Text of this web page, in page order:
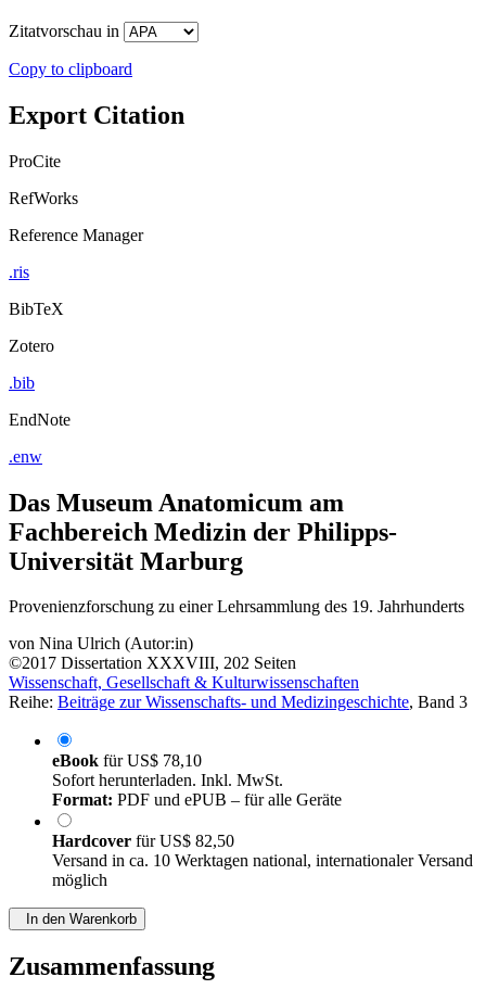
Zitatvorschau in
Copy to clipboard
Export Citation
ProCite
RefWorks
Reference Manager
.ris
BibTeX
Zotero
.bib
EndNote
.enw
Das Museum Anatomicum am
Fachbereich Medizin der Philipps-
Universität Marburg
Provenienzforschung zu einer Lehrsammlung des 19. Jahrhunderts
von Nina Ulrich (Autor:in)
©2017 Dissertation XXXVIII, 202 Seiten
Wissenschaft, Gesellschaft & Kulturwissenschaften
Reihe: Beiträge zur Wissenschafts- und Medizingeschichte, Band 3
eBook fürUS$ 78,10
Sofort herunterladen. Inkl. MwSt.
Format: PDF und ePUB – für alle Geräte
Hardcover fürUS$ 82,50
Versand in ca. 10 Werktagen national, internationaler Versand
möglich
In den Warenkorb
Zusammenfassung